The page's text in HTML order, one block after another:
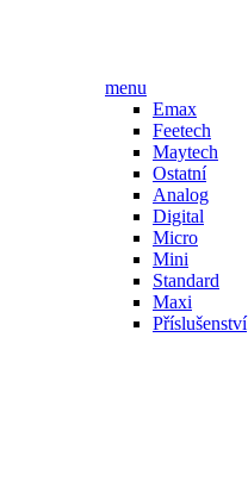
menu
Emax
Feetech
Maytech
Ostatní
Analog
Digital
Micro
Mini
Standard
Maxi
Příslušenství